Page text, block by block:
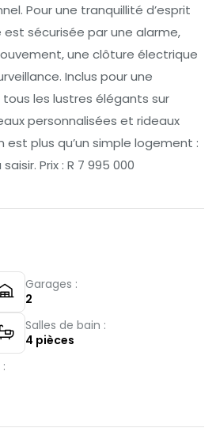
Pour une tranquillité d’esprit
sécurisée par une alarme,
une clôture électrique
Inclus pour une
les lustres élégants sur
personnalisées et rideaux
est plus qu’un simple logement :
Prix : R 7 995 000
Garages :
2
Salles de bain :
4 pièces